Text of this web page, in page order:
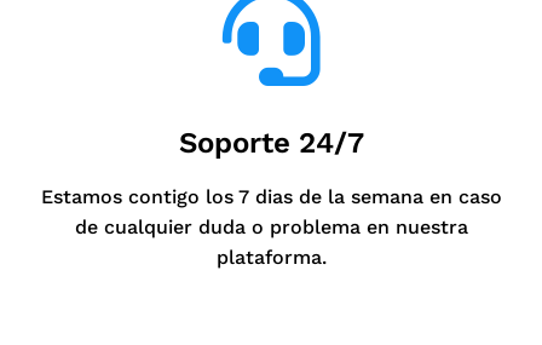
Soporte 24/7
Estamos contigo los 7 dias de la semana en caso
de cualquier duda o problema en nuestra
plataforma.